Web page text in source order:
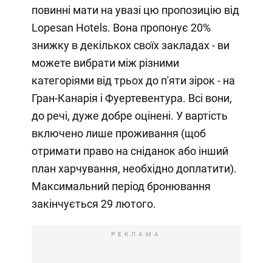
повинні мати на увазі цю пропозицію від
Lopesan Hotels. Вона пропонує 20%
знижку в декількох своїх закладах - ви
можете вибрати між різними
категоріями від трьох до п'яти зірок - на
Гран-Канарія і Фуертевентура. Всі вони,
до речі, дуже добре оцінені. У вартість
включено лише проживання (щоб
отримати право на сніданок або інший
план харчування, необхідно доплатити).
Максимальний період бронювання
закінчується 29 лютого.
РЕКЛАМА